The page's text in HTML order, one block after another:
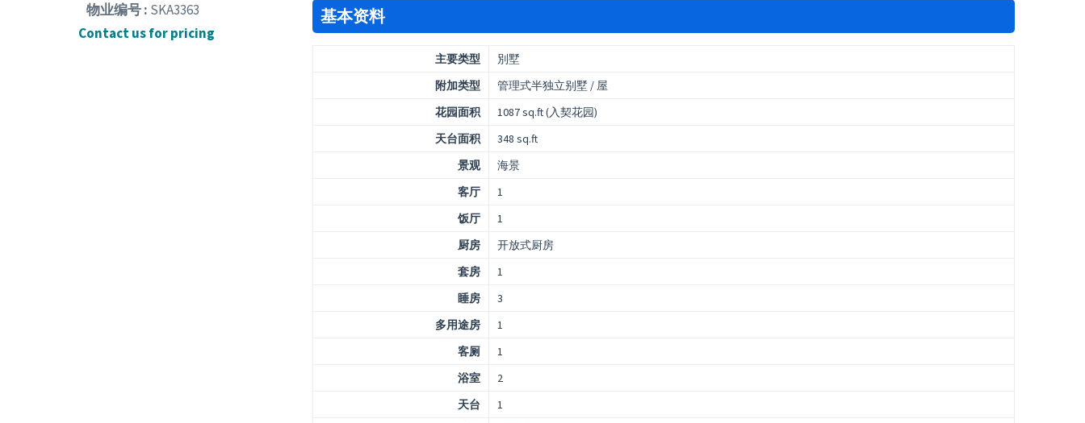
基本资料
主要类型
別墅
附加类型
管理式半独立别墅 / 屋
花园面积
1087 sq.ft (入契花园)
天台面积
348 sq.ft
景观
海景
客厅
1
饭厅
1
厨房
开放式厨房
套房
1
睡房
3
多用途房
1
客厕
1
浴室
2
天台
1
物业编号 : SKA3363
Contact us for pricing